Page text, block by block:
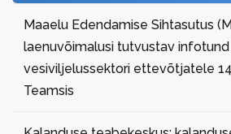
Maaelu Edendamise Sihtasutus
laenuvõimalusi tutvustav
vesiviljelussektori ettevõtjatele
Teamsis